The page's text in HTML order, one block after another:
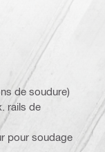
de soudure)
rails de
pour soudage